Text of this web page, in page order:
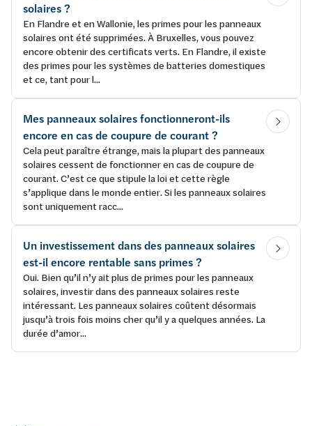
solaires ?
En Flandre et en Wallonie, les primes pour les panneaux
solaires ont été supprimées. À Bruxelles, vous pouvez
encore obtenir des certificats verts. En Flandre, il existe
des primes pour les systèmes de batteries domestiques
et ce, tant pour l...
Mes panneaux solaires fonctionneront-ils
encore en cas de coupure de courant ?
Cela peut paraître étrange, mais la plupart des panneaux
solaires cessent de fonctionner en cas de coupure de
courant. C’est ce que stipule la loi et cette règle
s’applique dans le monde entier. Si les panneaux solaires
sont uniquement racc...
Un investissement dans des panneaux solaires
est-il encore rentable sans primes ?
Oui. Bien qu’il n’y ait plus de primes pour les panneaux
solaires, investir dans des panneaux solaires reste
intéressant. Les panneaux solaires coûtent désormais
jusqu’à trois fois moins cher qu’il y a quelques années. La
durée d’amor...